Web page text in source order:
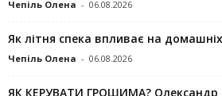
Чепіль Олена - 06.08.2026
Як літня спека впливає на
Чепіль Олена - 06.08.2026
ЯК КЕРУВАТИ ГРОШИМА?